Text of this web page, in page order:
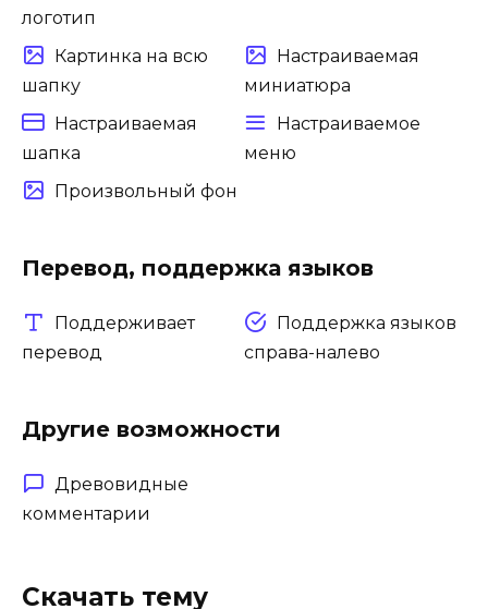
логотип
Картинка на всю
шапку
Настраиваемая
миниатюра
Настраиваемая
шапка
Настраиваемое
меню
Произвольный фон
Перевод, поддержка языков
Поддерживает
перевод
Поддержка языков
справа-налево
Другие возможности
Древовидные
комментарии
Скачать тему